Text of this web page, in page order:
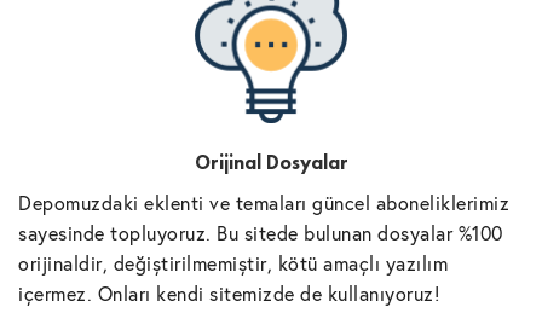
Orijinal Dosyalar
Depomuzdaki eklenti ve temaları güncel aboneliklerimiz
sayesinde topluyoruz. Bu sitede bulunan dosyalar %100
orijinaldir, değiştirilmemiştir, kötü amaçlı yazılım
içermez. Onları kendi sitemizde de kullanıyoruz!